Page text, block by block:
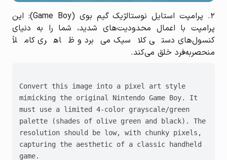
۲. پرامپت استایل نوستالژیک گیم بوی (Game Boy): این
پرامپت با اعمال محدودیت‌های شدید، شما را به دنیای
کنسول‌های دستی کلاسیک می‌برد و ظاهری کاملاً
منحصربه‌فرد خلق می‌کند.
Convert this image into a pixel art style
mimicking the original Nintendo Game Boy. It
must use a limited 4-color grayscale/green
palette (shades of olive green and black). The
resolution should be low, with chunky pixels,
capturing the aesthetic of a classic handheld